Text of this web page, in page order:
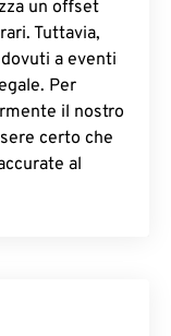
un offset
Tuttavia,
a eventi
Per
il nostro
certo che
al